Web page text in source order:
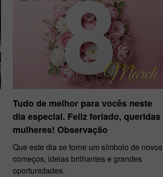
Tudo de melhor para vocês neste
dia especial. Feliz feriado, queridas
mulheres! Observação
Que este dia se torne um símbolo de novos
começos, ideias brilhantes e grandes
oportunidades.